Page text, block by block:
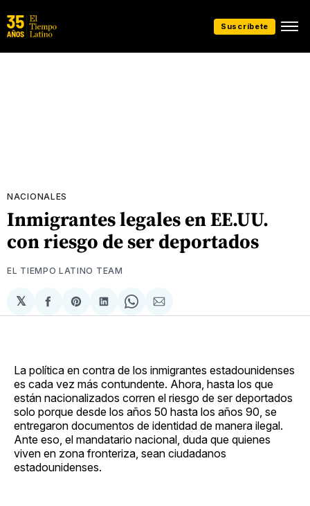
Suscríbete
NACIONALES
Inmigrantes legales en EE.UU.
con riesgo de ser deportados
EL TIEMPO LATINO TEAM
𝕏
Compartir
en
Share
on
Compartir
en
Share
on
Compartir
via
La política en contra de los inmigrantes estadounidenses
es cada vez más contundente. Ahora, hasta los que
están nacionalizados corren el riesgo de ser deportados
solo porque desde los años 50 hasta los años 90, se
entregaron documentos de identidad de manera ilegal.
Ante eso, el mandatario nacional, duda que quienes
viven en zona fronteriza, sean ciudadanos
estadounidenses.